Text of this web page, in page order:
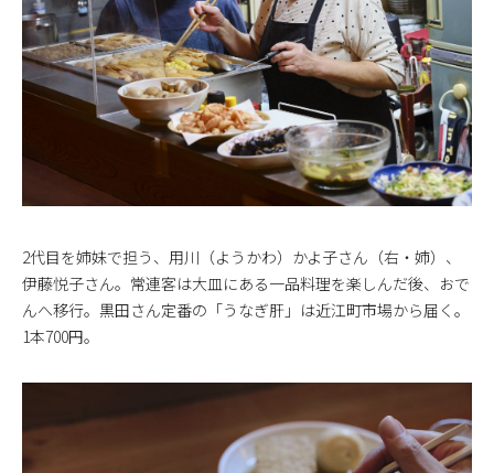
2代目を姉妹で担う、用川（ようかわ）かよ子さん（右・姉）、
伊藤悦子さん。常連客は大皿にある一品料理を楽しんだ後、おで
んへ移行。黒田さん定番の「うなぎ肝」は近江町市場から届く。
1本700円。